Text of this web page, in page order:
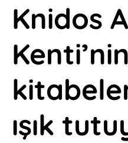
Knidos
ışık